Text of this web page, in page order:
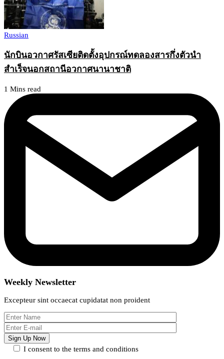
Russian
นักบินอวกาศรัสเซียติดตั้งอุปกรณ์ทดลองสารกึ่งตัวนำ
สำเร็จนอกสถานีอวกาศนานาชาติ
1 Mins read
Weekly Newsletter
Excepteur sint occaecat cupidatat non proident
I consent to the terms and conditions